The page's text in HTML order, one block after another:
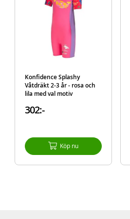
Konfidence Splashy
Våtdräkt 2-3 år - rosa och
lila med val motiv
302:-
Köp nu